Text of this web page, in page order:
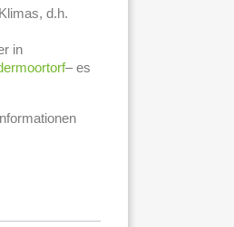
d.h.
in
– es